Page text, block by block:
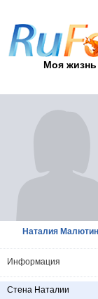
Моя жизнь
Наталия
Информация
Стена Наталии